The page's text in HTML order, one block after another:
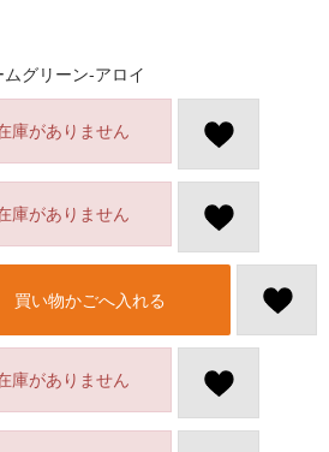
グリーン-アロイ
庫がありません
庫がありません
買い物かごへ入れる
庫がありません